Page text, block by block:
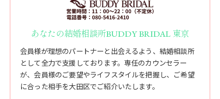
あなたの結婚相談所BUDDY BRIDAL 東京
会員様が理想のパートナーと出会えるよう、結婚相談所
として全力で支援しております。専任のカウンセラー
が、会員様のご要望やライフスタイルを把握し、ご希望
に合った相手を大田区でご紹介いたします。